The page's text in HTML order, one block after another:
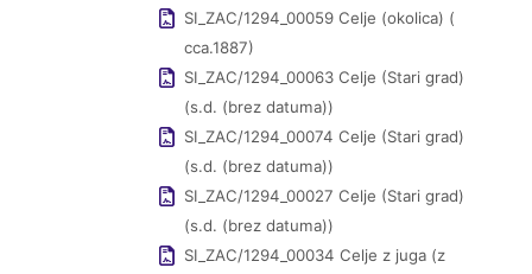
SI_ZAC/1294_00059 Celje (okolica) (
cca.1887)
SI_ZAC/1294_00063 Celje (Stari grad)
(s.d. (brez datuma))
SI_ZAC/1294_00074 Celje (Stari grad)
(s.d. (brez datuma))
SI_ZAC/1294_00027 Celje (Stari grad)
(s.d. (brez datuma))
SI_ZAC/1294_00034 Celje z juga (z